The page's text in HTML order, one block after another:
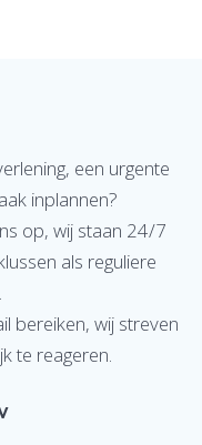
een urgente
inplannen?
op, wij staan 24/7
als reguliere
bereiken, wij streven
te reageren.